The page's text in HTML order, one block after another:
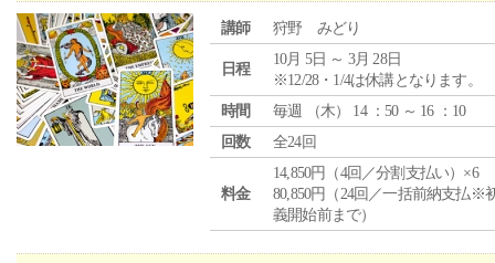
講師 狩野 みどり
日程
10月 5日 ～ 3月 28日
※12/28・1/4は休講となります。
時間
毎週 （木） 14 ：50 ～ 16 ：10
回数
全24回
料金
14,850円（4回／分割支払い）×6
80,850円（24回／一括前納支払※
義開始前まで）